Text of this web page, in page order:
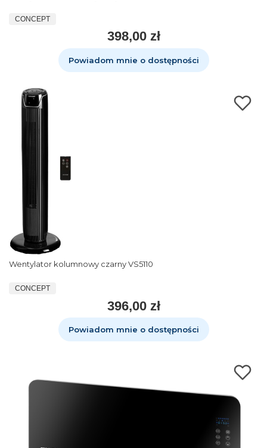
CONCEPT
398,00 zł
Powiadom mnie o dostępności
Wentylator kolumnowy czarny VS5110
CONCEPT
396,00 zł
Powiadom mnie o dostępności